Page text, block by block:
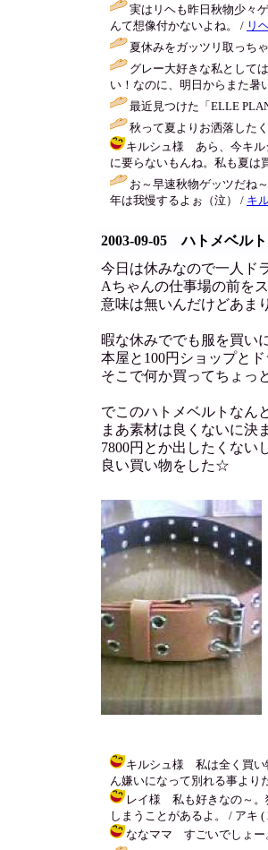
実はリヘも昨日秋物少々
んて想像付かないよね。 / リ
夏休みをガッツリ取っち
グレー大好きな私として
い！なのに、明日からまた暑
最近見つけた「ELLE
秋って夏よりお洒落した
キルシュ様 あら、今キル
に要らないもんね。私も夏は
お～早速秋物ゲッツだね
年は我慢するよぉ（泣） / キ
2003-09-05 ハトメベルト
今日は休みなので一人ド
Aちゃんの仕事場の前を
意味は無いんだけどあま
暇な休みででも服を買い
本屋と100円ショップとド
そこで何か買ってちょっ
でこのハトメベルトなん
まあ素材は良くないに決
7800円とか出したくない
良い買い物をした☆
キルシュ様 私は全く買い
ん嫌いになって別れる事より
レイ様 私も好きなの～。
しまうことがあるよ。 / アキ (
ななママ すごいでしょー